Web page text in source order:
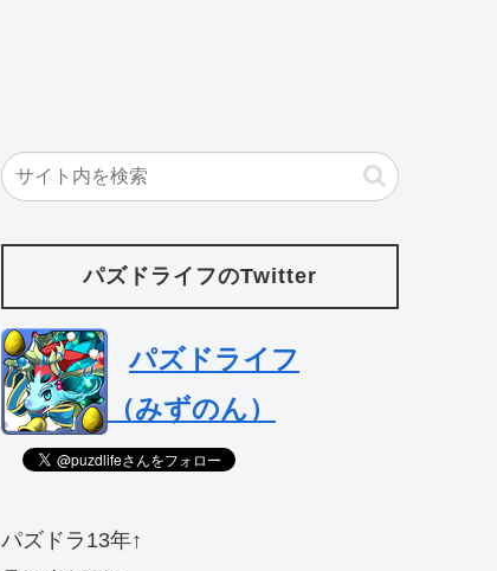
パズドライフのTwitter
パズドライフ
（みずのん）
パズドラ13年↑